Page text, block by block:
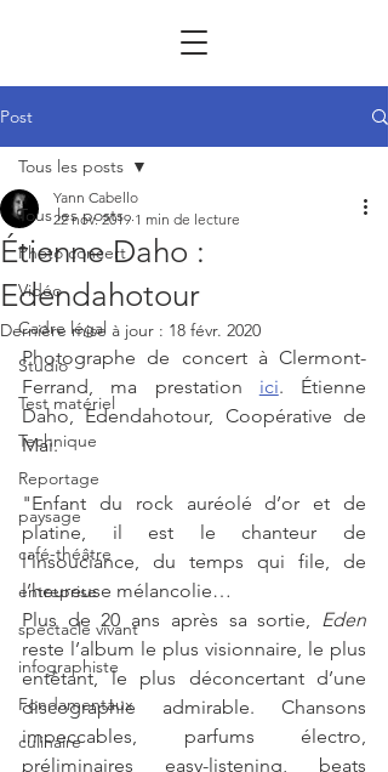
Post
Tous les posts
Photo concert
Vidéo
Cadre légal
Studio
Test matériel
Technique
Reportage
paysage
café-théâtre
entreprise
spectacle vivant
infographiste
Fondamentaux
culinaire
Tous les posts
Étienne Daho :
Edendahotour
Yann Cabello
22 nov. 2019 1 min de lecture
Dernière mise à jour : 18 févr. 2020
Photographe de concert à Clermont-
Ferrand, ma prestation ici. Étienne
Daho, Edendahotour, Coopérative de
Mai.
"Enfant du rock auréolé d’or et de
platine, il est le chanteur de
l’insouciance, du temps qui file, de
l’heureuse mélancolie…
Plus de 20 ans après sa sortie, Eden
reste l’album le plus visionnaire, le plus
entêtant, le plus déconcertant d’une
discographie admirable. Chansons
impeccables, parfums électro,
préliminaires easy-listening, beats